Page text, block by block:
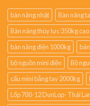
bàn nâng nhật
Bàn nâng
Bàn nâng thủy lực 350kg
bàn nâng điện 1000kg
bộ nguồn mini điện
Bộ
cẩu mini bằng tay 2000kg
Lốp 700-12 DunLop- Thái